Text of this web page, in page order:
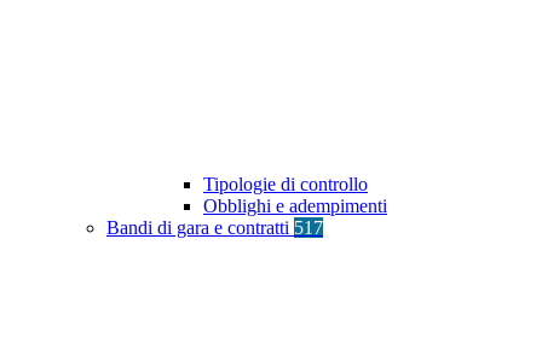
Tipologie di controllo
Obblighi e adempimenti
Bandi di gara e contratti 517